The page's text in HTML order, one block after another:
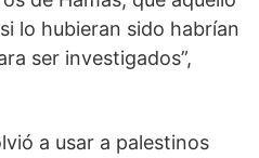
lo hubieran sido habrían
ser investigados”,
a usar a palestinos